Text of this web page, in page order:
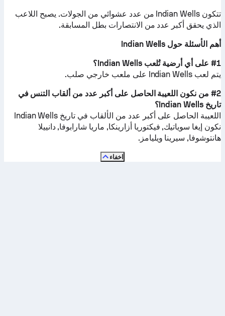
تتكون Indian Wells من عدد عشوائي من الجولات. يصبح اللاعب
الذي يحقق أكبر عدد من الانتصارات بطل المسابقة.
أهم الأسئلة حول Indian Wells
#1 على أي أرضية تُلعب Indian Wells؟
يتم لعب Indian Wells على
ملعب خارجي صلب.
#2 من نكون اللعيبة الحاصل على أكبر عدد من ألقاب التنس في
تاريخ Indian Wells؟
اللعيبة الحاصل على أكبر عدد من الألقاب في تاريخ Indian Wells
نكون إيغا سوياتيك, فيكتوريا أزارينكا, ماريا شارابوفا, دانييلا
هانتوشوفا, سيرينا ويليامز .
اخفاء